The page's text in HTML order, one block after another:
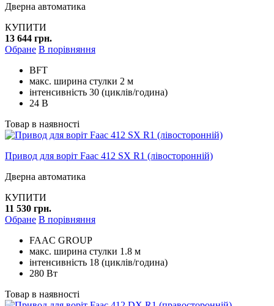
Дверна автоматика
КУПИТИ
13 644 грн.
Обране В порівняння
BFT
макс. ширина стулки 2 м
інтенсивність 30 (циклів/година)
24 В
Товар в наявності
Привод для воріт Faac 412 SX R1 (лівосторонній)
Дверна автоматика
КУПИТИ
11 530 грн.
Обране В порівняння
FAAC GROUP
макс. ширина стулки 1.8 м
інтенсивність 18 (циклів/година)
280 Вт
Товар в наявності